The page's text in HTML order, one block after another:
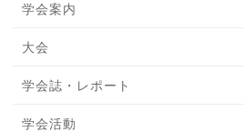
学会案内
大会
学会誌・レポート
学会活動